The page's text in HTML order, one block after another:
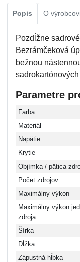
Popis O
Pozdĺžne
Bezrámčeková
bežnou
sadrokartónových
Parametre
Farba
Materiál
Napätie
Krytie
Objímka / pätica
Počet zdrojov
Maximálny výkon
Maximálny výkon
zdroja
Šírka
Dĺžka
Zápustná hĺbka